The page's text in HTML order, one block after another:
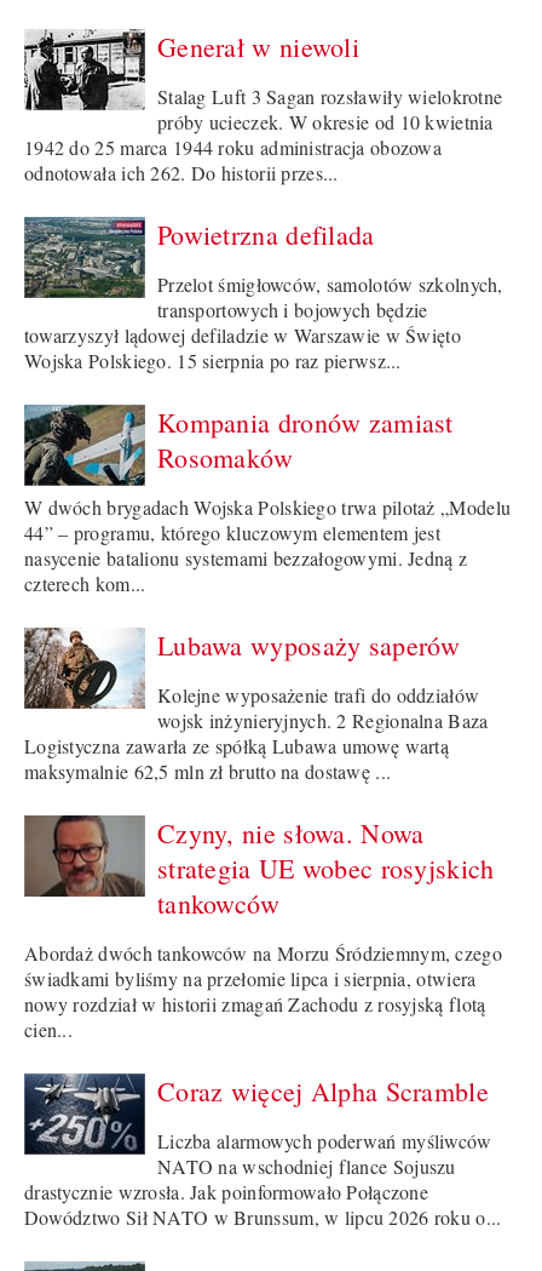
Generał w niewoli
Stalag Luft 3 Sagan rozsławiły wielokrotne
próby ucieczek. W okresie od 10 kwietnia
1942 do 25 marca 1944 roku administracja obozowa
odnotowała ich 262. Do historii przes...
Powietrzna defilada
Przelot śmigłowców, samolotów szkolnych,
transportowych i bojowych będzie
towarzyszył lądowej defiladzie w Warszawie w Święto
Wojska Polskiego. 15 sierpnia po raz pierwsz...
Kompania dronów zamiast
Rosomaków
W dwóch brygadach Wojska Polskiego trwa pilotaż „Modelu
44” – programu, którego kluczowym elementem jest
nasycenie batalionu systemami bezzałogowymi. Jedną z
czterech kom...
Lubawa wyposaży saperów
Kolejne wyposażenie trafi do oddziałów
wojsk inżynieryjnych. 2 Regionalna Baza
Logistyczna zawarła ze spółką Lubawa umowę wartą
maksymalnie 62,5 mln zł brutto na dostawę ...
Czyny, nie słowa. Nowa
strategia UE wobec rosyjskich
tankowców
Abordaż dwóch tankowców na Morzu Śródziemnym, czego
świadkami byliśmy na przełomie lipca i sierpnia, otwiera
nowy rozdział w historii zmagań Zachodu z rosyjską flotą
cien...
Coraz więcej Alpha Scramble
Liczba alarmowych poderwań myśliwców
NATO na wschodniej flance Sojuszu
drastycznie wzrosła. Jak poinformowało Połączone
Dowództwo Sił NATO w Brunssum, w lipcu 2026 roku o...